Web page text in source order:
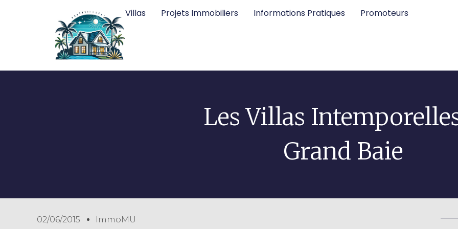
Villas Projets Immobiliers Informations Pratiques Promoteurs
Les Villas
Grand Baie
02/06/2015 ImmoMU